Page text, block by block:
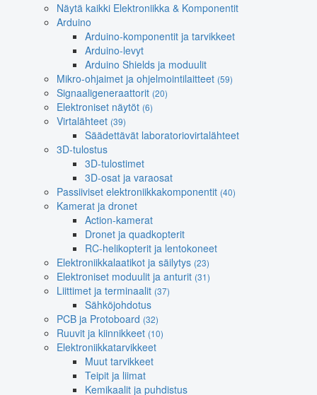
Näytä kaikki Elektroniikka & Komponentit
Arduino
Arduino-komponentit ja tarvikkeet
Arduino-levyt
Arduino Shields ja moduulit
Mikro-ohjaimet ja ohjelmointilaitteet (59)
Signaaligeneraattorit (20)
Elektroniset näytöt (6)
Virtalähteet (39)
Säädettävät laboratoriovirtalähteet
3D-tulostus
3D-tulostimet
3D-osat ja varaosat
Passiiviset elektroniikkakomponentit (40)
Kamerat ja dronet
Action-kamerat
Dronet ja quadkopterit
RC-helikopterit ja lentokoneet
Elektroniikkalaatikot ja säilytys (23)
Elektroniset moduulit ja anturit (31)
Liittimet ja terminaalit (37)
Sähköjohdotus
PCB ja Protoboard (32)
Ruuvit ja kiinnikkeet (10)
Elektroniikkatarvikkeet
Muut tarvikkeet
Teipit ja liimat
Kemikaalit ja puhdistus